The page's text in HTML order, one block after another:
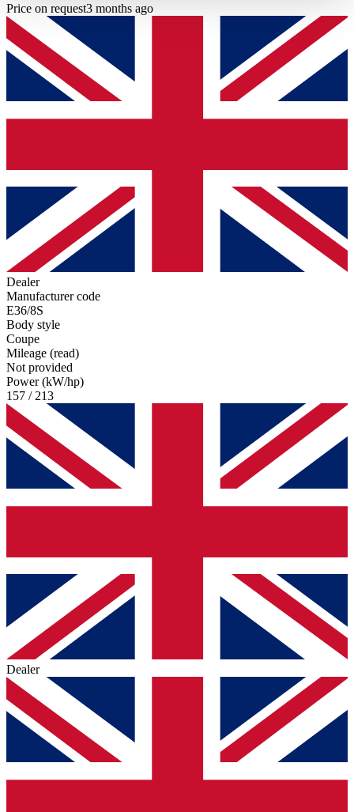
haben oder die sie im Rahmen Ihrer Nutzung der Dienste
gesammelt haben.
Price on request3 months ago
Dealer
Manufacturer code
E36/8S
Body style
Coupe
Mileage (read)
Not provided
Power (kW/hp)
157 / 213
Dealer